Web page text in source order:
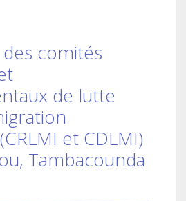
comités
de lutte
et CDLMI)
Tambacounda